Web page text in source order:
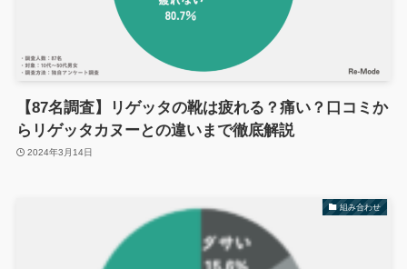
【87名調査】リゲッタの靴は疲れる？痛い？口コミか
らリゲッタカヌーとの違いまで徹底解説
2024年3月14日
組み合わせ